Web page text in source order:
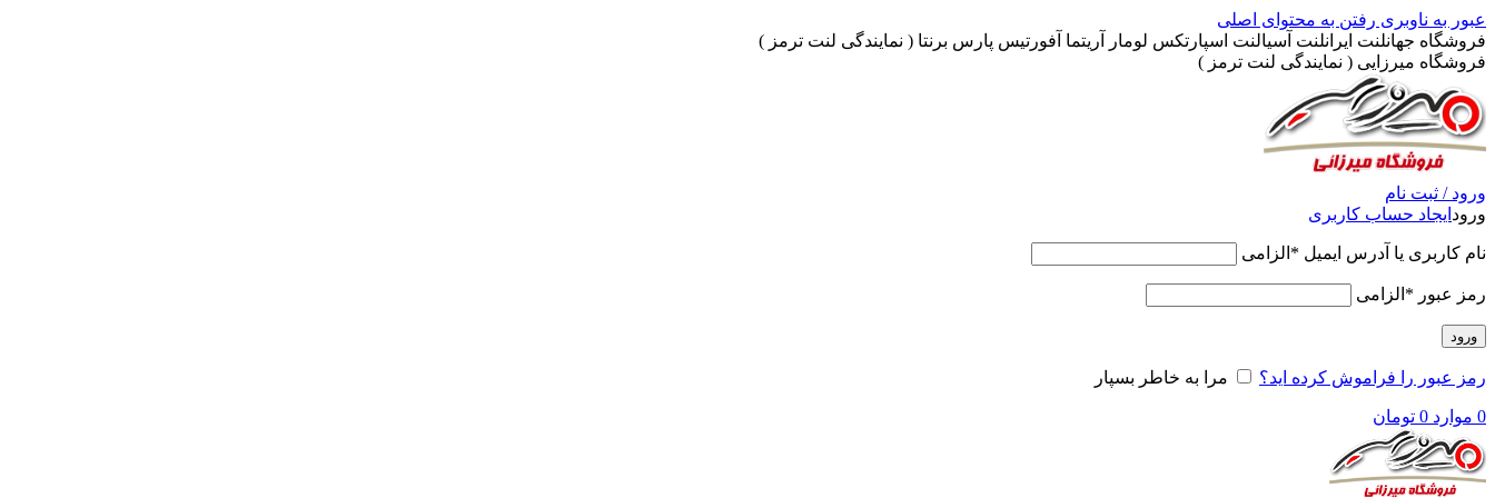
عبور به ناوبری رفتن به محتوای اصلی
فروشگاه جهانلنت ایرانلنت آسیالنت اسپارتکس لومار آریتما آفورتیس پارس برنتا ( نمایندگی لنت ترمز )
فروشگاه میرزایی ( نمایندگی لنت ترمز )
ورود / ثبت نام
ورود ایجاد حساب کاربری
نام کاربری یا آدرس ایمیل * الزامی
رمز عبور * الزامی
ورود
رمز عبور را فراموش کرده اید؟ مرا به خاطر بسپار
0 موارد 0 تومان